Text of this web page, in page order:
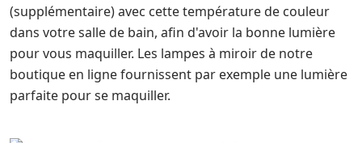
(supplémentaire) avec cette température de couleur
dans votre salle de bain, afin d'avoir la bonne lumière
pour vous maquiller. Les lampes à miroir de notre
boutique en ligne fournissent par exemple une lumière
parfaite pour se maquiller.